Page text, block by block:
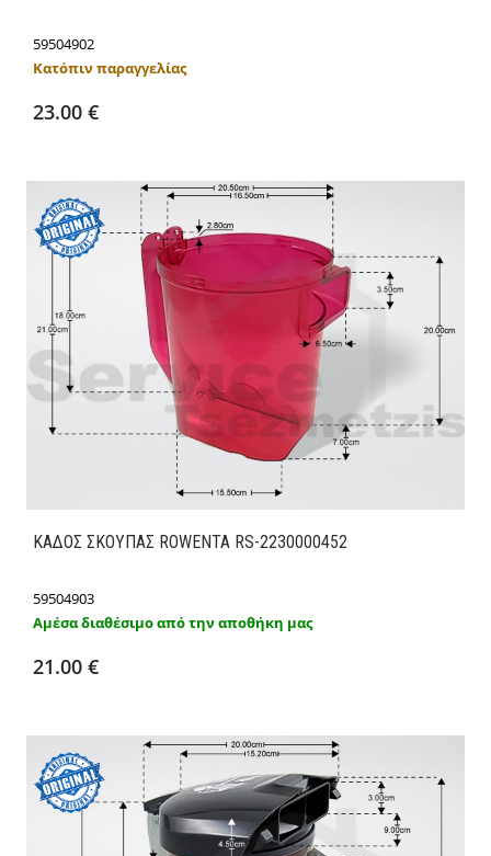
59504902
Κατόπιν παραγγελίας
23.00 €
ΚΑΔΟΣ ΣΚΟΥΠΑΣ ROWENTA RS-2230000452
59504903
Αμέσα διαθέσιμο από την αποθήκη μας
21.00 €
Προσθήκη στο καλάθι